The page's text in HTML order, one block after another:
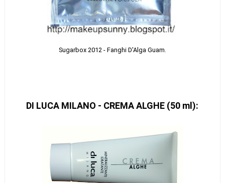
Sugarbox 2012 - Fanghi D'Alga Guam.
DI LUCA MILANO - CREMA ALGHE (50 ml):